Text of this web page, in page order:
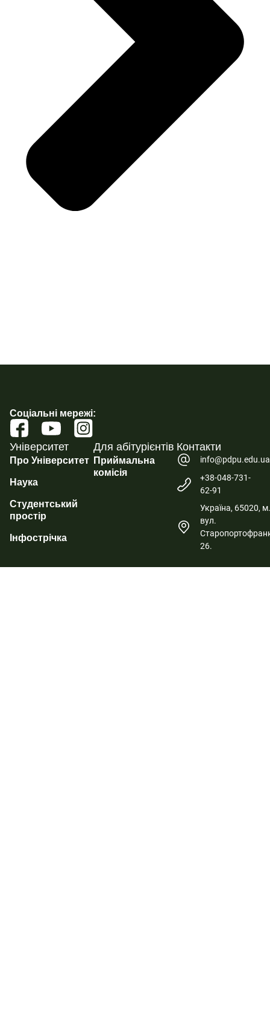
Соціальні мережі:
Університет
Про Університет
Наука
Студентський
простір
Інфострічка
Для абітурієнтів
Приймальна
комісія
Контакти
info@pdpu.edu.ua
+38-048-731-
62-91
Україна, 65020,
вул.
26.